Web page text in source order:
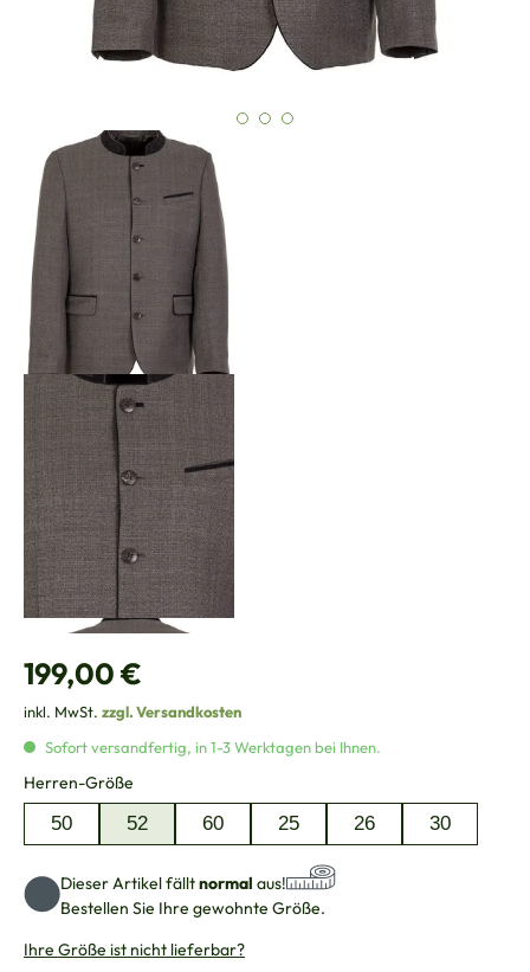
Regulärer Preis:
199,00 €
inkl. MwSt. zzgl. Versandkosten
Sofort versandfertig, in 1-3 Werktagen bei Ihnen.
Herren-Größe
50 52 60 25 26 30
Dieser Artikel fälltnormal aus!
Bestellen Sie Ihre gewohnte Größe.
Ihre Größe ist nicht lieferbar?